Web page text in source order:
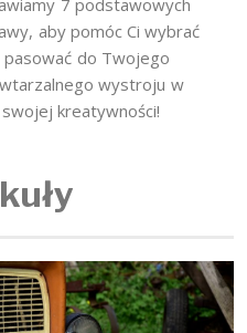
aby pomóc Ci wybrać
do Twojego
wystroju w
kreatywności!